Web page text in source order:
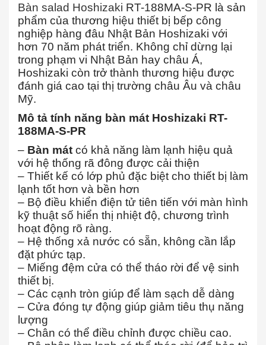
Bàn salad Hoshizaki RT-188MA-S-PR là sản
phẩm của thương hiệu thiết bị bếp công
nghiệp hàng đâu Nhật Bản Hoshizaki với
hơn 70 năm phát triển. Không chỉ dừng lại
trong phạm vi Nhật Bản hay châu Á,
Hoshizaki còn trở thành thương hiệu được
đánh giá cao tại thị trường châu Âu và châu
Mỹ.
Mô tả tính năng bàn mát Hoshizaki RT-
188MA-S-PR
– Bàn mát có khả năng làm lạnh hiệu quả
với hệ thống rã đông được cải thiện
– Thiết kế có lớp phủ đặc biệt cho thiết bị làm
lạnh tốt hơn và bền hơn
– Bộ điều khiển điện tử tiên tiến với màn hình
kỹ thuật số hiển thị nhiệt độ, chương trình
hoạt động rõ ràng.
– Hệ thống xả nước có sẵn, không cần lắp
đặt phức tạp.
– Miếng đệm cửa có thể tháo rời để vệ sinh
thiết bị.
– Các cạnh tròn giúp để làm sạch dễ dàng
– Cửa đóng tự động giúp giảm tiêu thụ năng
lượng
– Chân có thể điều chỉnh được chiều cao.